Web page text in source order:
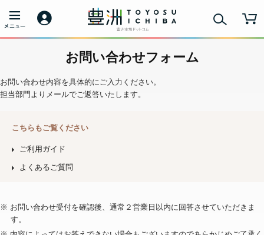
お問い合わせフォーム
お問い合わせ内容を具体的にご入力ください。
担当部門よりメールでご返答いたします。
こちらもご覧ください
ご利用ガイド
よくあるご質問
※ お問い合わせ受付を確認後、通常２営業日以内に回答させていただきま
す。